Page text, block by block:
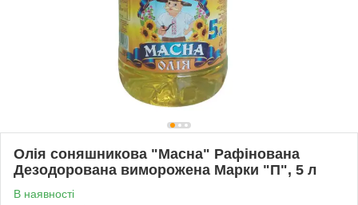
Олія соняшникова "Масна" Рафінована
Дезодорована виморожена Марки "П", 5 л
В наявності